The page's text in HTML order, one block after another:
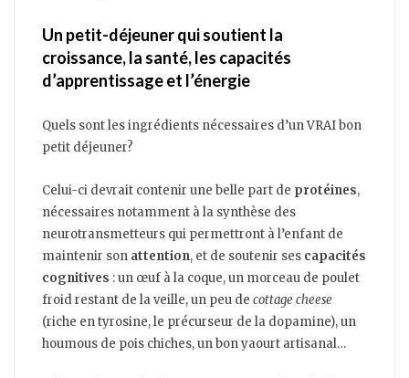
Un petit-déjeuner qui soutient la
croissance, la santé, les capacités
d’apprentissage et l’énergie
Quels sont les ingrédients nécessaires d’un VRAI bon
petit déjeuner?
Celui-ci devrait contenir une belle part de protéines,
nécessaires notamment à la synthèse des
neurotransmetteurs qui permettront à l’enfant de
maintenir son attention, et de soutenir ses capacités
cognitives : un œuf à la coque, un morceau de poulet
froid restant de la veille, un peu de cottage cheese
(riche en tyrosine, le précurseur de la dopamine), un
houmous de pois chiches, un bon yaourt artisanal…